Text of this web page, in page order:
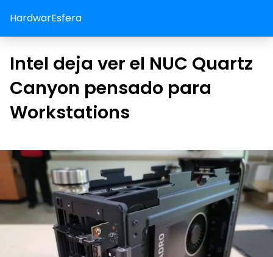
HardwarEsfera
Intel deja ver el NUC Quartz
Canyon pensado para
Workstations